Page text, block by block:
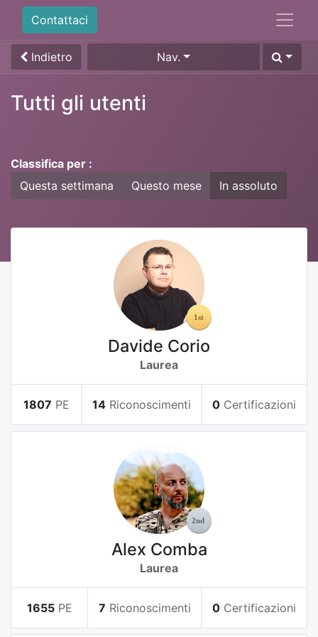
Contattaci
Indietro Nav.
Tutti gli utenti
Classifica per :
Questa settimana
Questo mese In assoluto
Davide Corio
Laurea
1807 PE 14 Riconoscimenti 0 Certificazioni
Alex Comba
Laurea
1655 PE 7 Riconoscimenti 0 Certificazioni